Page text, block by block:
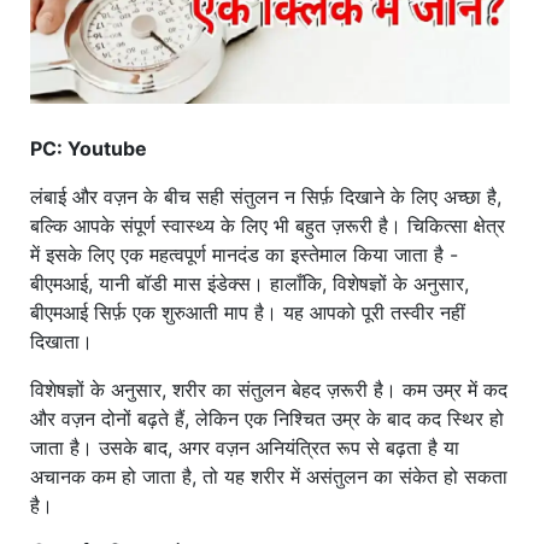
PC: Youtube
लंबाई और वज़न के बीच सही संतुलन न सिर्फ़ दिखाने के लिए अच्छा है,
बल्कि आपके संपूर्ण स्वास्थ्य के लिए भी बहुत ज़रूरी है। चिकित्सा क्षेत्र
में इसके लिए एक महत्वपूर्ण मानदंड का इस्तेमाल किया जाता है -
बीएमआई, यानी बॉडी मास इंडेक्स। हालाँकि, विशेषज्ञों के अनुसार,
बीएमआई सिर्फ़ एक शुरुआती माप है। यह आपको पूरी तस्वीर नहीं
दिखाता।
विशेषज्ञों के अनुसार, शरीर का संतुलन बेहद ज़रूरी है। कम उम्र में कद
और वज़न दोनों बढ़ते हैं, लेकिन एक निश्चित उम्र के बाद कद स्थिर हो
जाता है। उसके बाद, अगर वज़न अनियंत्रित रूप से बढ़ता है या
अचानक कम हो जाता है, तो यह शरीर में असंतुलन का संकेत हो सकता
है।